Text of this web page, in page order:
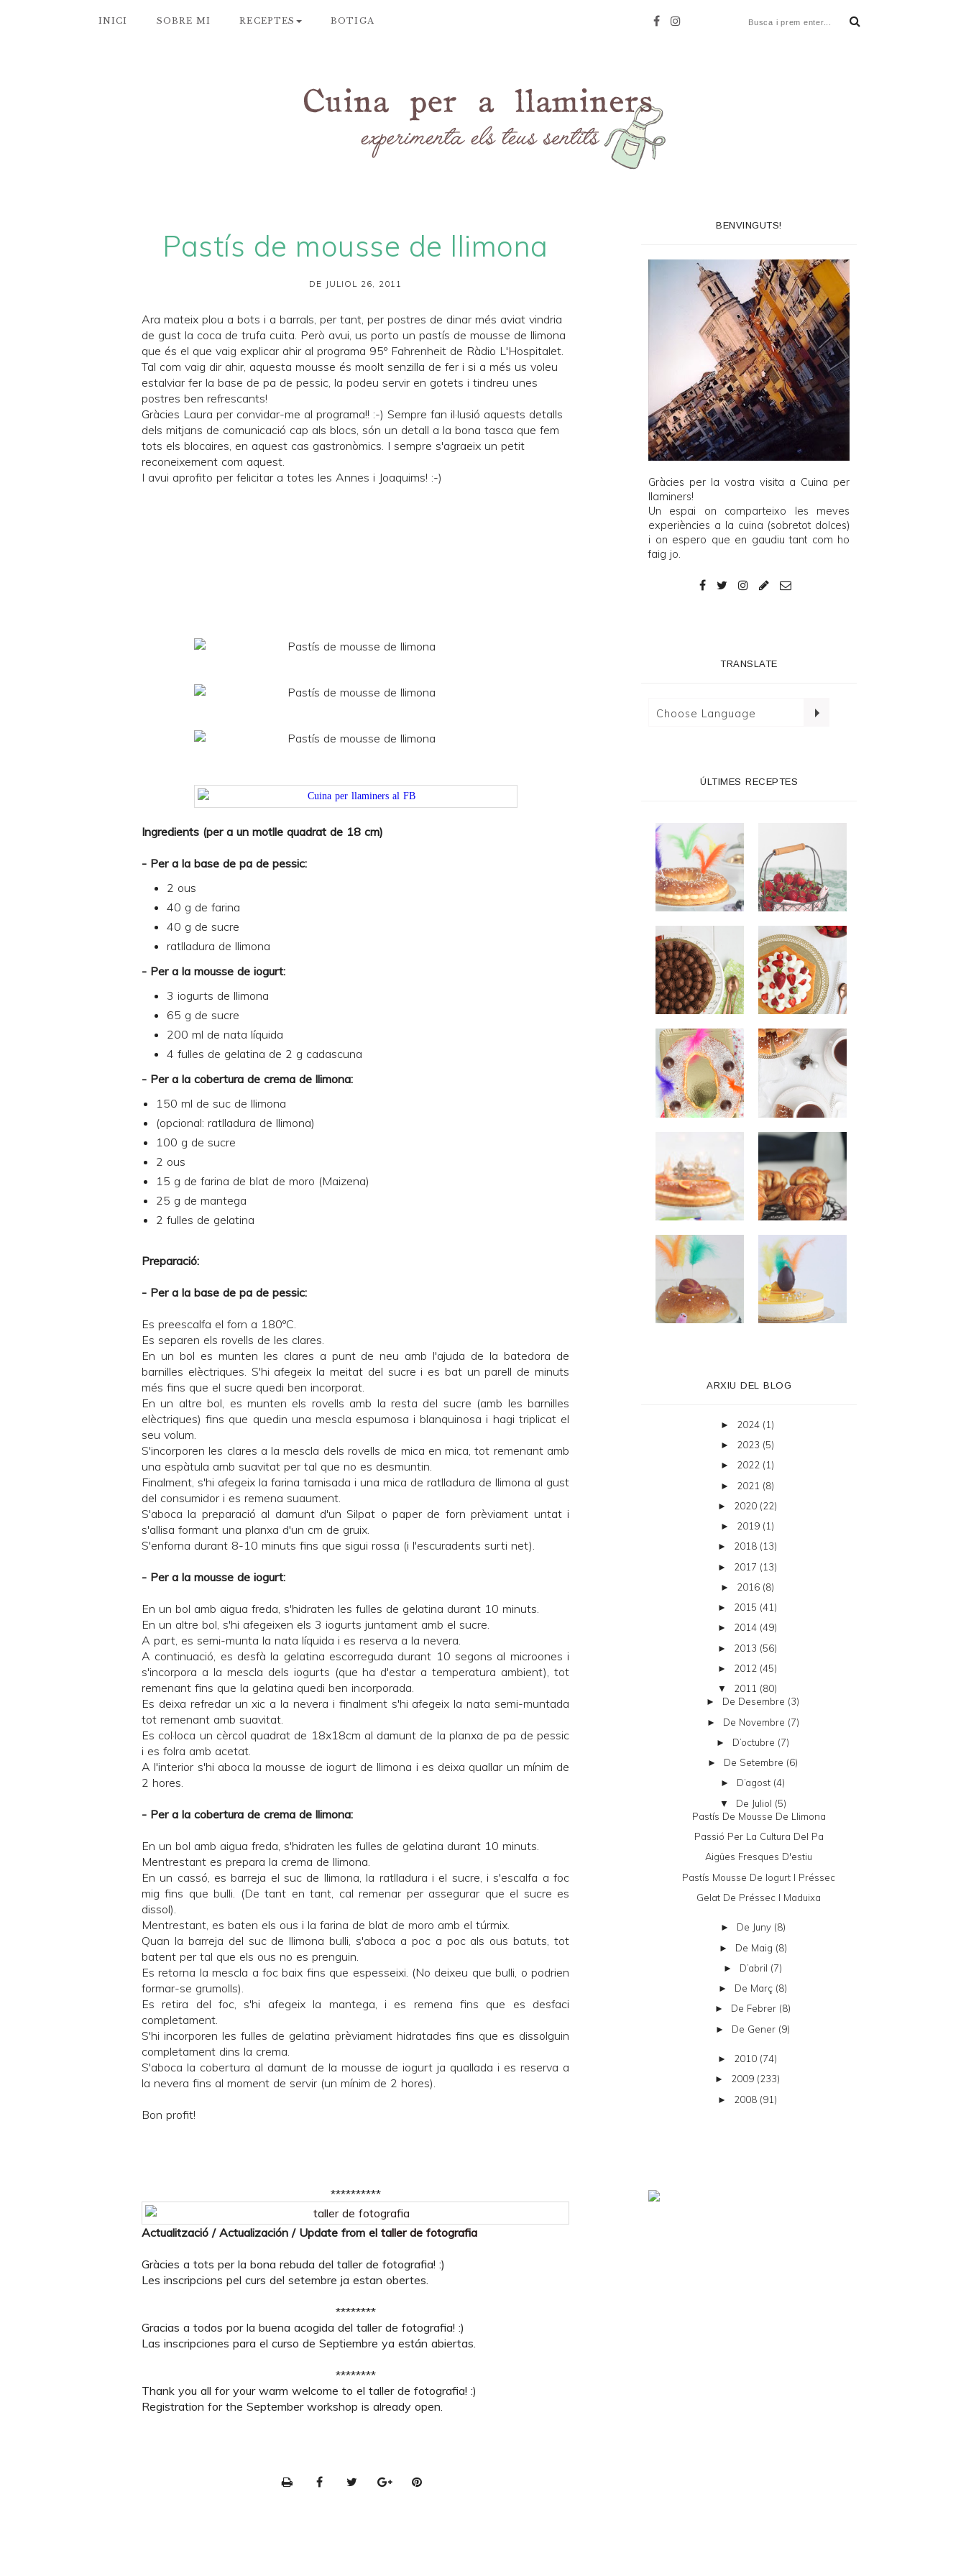
INICI SOBRE MI RECEPTES BOTIGA
Pastís de mousse de llimona
DE JULIOL 26, 2011
Ara mateix plou a bots i a barrals, per tant, per postres de dinar més aviat vindria
de gust la coca de trufa cuita. Però avui, us porto un pastís de mousse de llimona
que és el que vaig explicar ahir al programa 95º Fahrenheit de Ràdio L'Hospitalet.
Tal com vaig dir ahir, aquesta mousse és moolt senzilla de fer i si a més us voleu
estalviar fer la base de pa de pessic, la podeu servir en gotets i tindreu unes
postres ben refrescants!
Gràcies Laura per convidar-me al programa!! :-) Sempre fan il·lusió aquests detalls
dels mitjans de comunicació cap als blocs, són un detall a la bona tasca que fem
tots els blocaires, en aquest cas gastronòmics. I sempre s'agraeix un petit
reconeixement com aquest.
I avui aprofito per felicitar a totes les Annes i Joaquims! :-)
Ingredients (per a un motlle quadrat de 18 cm)
- Per a la base de pa de pessic:
2 ous
40 g de farina
40 g de sucre
ratlladura de llimona
- Per a la mousse de iogurt:
3 iogurts de llimona
65 g de sucre
200 ml de nata líquida
4 fulles de gelatina de 2 g cadascuna
- Per a la cobertura de crema de llimona:
150 ml de suc de llimona
(opcional: ratlladura de llimona)
100 g de sucre
2 ous
15 g de farina de blat de moro (Maizena)
25 g de mantega
2 fulles de gelatina
Preparació:
- Per a la base de pa de pessic:
Es preescalfa el forn a 180ºC.
Es separen els rovells de les clares.
En un bol es munten les clares a punt de neu amb l'ajuda de la batedora de
barnilles elèctriques. S'hi afegeix la meitat del sucre i es bat un parell de minuts
més fins que el sucre quedi ben incorporat.
En un altre bol, es munten els rovells amb la resta del sucre (amb les barnilles
elèctriques) fins que quedin una mescla espumosa i blanquinosa i hagi triplicat el
seu volum.
S'incorporen les clares a la mescla dels rovells de mica en mica, tot remenant amb
una espàtula amb suavitat per tal que no es desmuntin.
Finalment, s'hi afegeix la farina tamisada i una mica de ratlladura de llimona al gust
del consumidor i es remena suaument.
S'aboca la preparació al damunt d'un Silpat o paper de forn prèviament untat i
s'allisa formant una planxa d'un cm de gruix.
S'enforna durant 8-10 minuts fins que sigui rossa (i l'escuradents surti net).
- Per a la mousse de iogurt:
En un bol amb aigua freda, s'hidraten les fulles de gelatina durant 10 minuts.
En un altre bol, s'hi afegeixen els 3 iogurts juntament amb el sucre.
A part, es semi-munta la nata líquida i es reserva a la nevera.
A continuació, es desfà la gelatina escorreguda durant 10 segons al microones i
s'incorpora a la mescla dels iogurts (que ha d'estar a temperatura ambient), tot
remenant fins que la gelatina quedi ben incorporada.
Es deixa refredar un xic a la nevera i finalment s'hi afegeix la nata semi-muntada
tot remenant amb suavitat.
Es col·loca un cèrcol quadrat de 18x18cm al damunt de la planxa de pa de pessic
i es folra amb acetat.
A l'interior s'hi aboca la mousse de iogurt de llimona i es deixa quallar un mínim de
2 hores.
- Per a la cobertura de crema de llimona:
En un bol amb aigua freda, s'hidraten les fulles de gelatina durant 10 minuts.
Mentrestant es prepara la crema de llimona.
En un cassó, es barreja el suc de llimona, la ratlladura i el sucre, i s'escalfa a foc
mig fins que bulli. (De tant en tant, cal remenar per assegurar que el sucre es
dissol).
Mentrestant, es baten els ous i la farina de blat de moro amb el túrmix.
Quan la barreja del suc de llimona bulli, s'aboca a poc a poc als ous batuts, tot
batent per tal que els ous no es prenguin.
Es retorna la mescla a foc baix fins que espesseixi. (No deixeu que bulli, o podrien
formar-se grumolls).
Es retira del foc, s'hi afegeix la mantega, i es remena fins que es desfaci
completament.
S'hi incorporen les fulles de gelatina prèviament hidratades fins que es dissolguin
completament dins la crema.
S'aboca la cobertura al damunt de la mousse de iogurt ja quallada i es reserva a
la nevera fins al moment de servir (un mínim de 2 hores).
Bon profit!
**********
Actualització / Actualización / Update from el taller de fotografia
Gràcies a tots per la bona rebuda del taller de fotografia! :)
Les inscripcions pel curs del setembre ja estan obertes.
********
Gracias a todos por la buena acogida del taller de fotografia! :)
Las inscripciones para el curso de Septiembre ya están abiertas.
********
Thank you all for your warm welcome to el taller de fotografia! :)
Registration for the September workshop is already open.
BENVINGUTS!
Gràcies per la vostra visita a Cuina per
llaminers!
Un espai on comparteixo les meves
experiències a la cuina (sobretot dolces)
i on espero que en gaudiu tant com ho
faig jo.
TRANSLATE
ÚLTIMES RECEPTES
ARXIU DEL BLOG
► 2024 (1)
► 2023 (5)
► 2022 (1)
► 2021 (8)
► 2020 (22)
► 2019 (1)
► 2018 (13)
► 2017 (13)
► 2016 (8)
► 2015 (41)
► 2014 (49)
► 2013 (56)
► 2012 (45)
▼ 2011 (80)
► De Desembre (3)
► De Novembre (7)
► D’octubre (7)
► De Setembre (6)
► D’agost (4)
▼ De Juliol (5)
Pastís De Mousse De Llimona
Passió Per La Cultura Del Pa
Aigües Fresques D'estiu
Pastís Mousse De Iogurt I Préssec
Gelat De Préssec I Maduixa
► De Juny (8)
► De Maig (8)
► D’abril (7)
► De Març (8)
► De Febrer (8)
► De Gener (9)
► 2010 (74)
► 2009 (233)
► 2008 (91)